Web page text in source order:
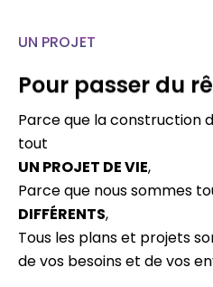
UN PROJET
Pour passer du
Parce que la construction
tout
UN PROJET DE VIE,
Parce que nous sommes
DIFFÉRENTS,
Tous les plans et projets
de vos besoins et de vos